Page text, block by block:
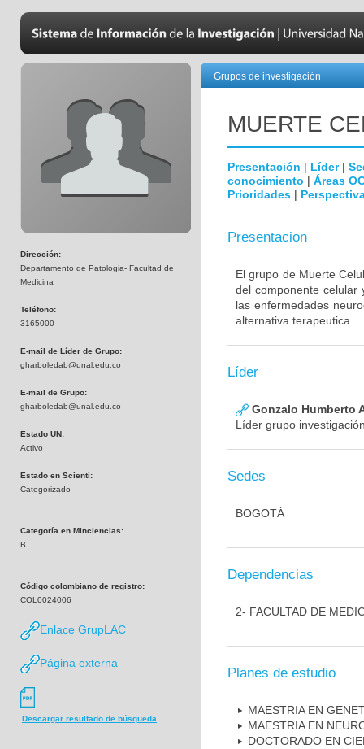
Dirección:
Departamento de Patologia- Facultad de
Medicina
Teléfono:
3165000
E-mail de Líder de Grupo:
gharboledab@unal.edu.co
E-mail de Grupo:
gharboledab@unal.edu.co
Estado UN:
Activo
Estado en Scienti:
Categorizado
Categoría en Minciencias:
B
Código colombiano de registro:
COL0024006
Enlace GrupLAC
Página externa
Descargar resultado de búsqueda
Grupos de investigación
MUERTE
Presentación | Líder|
conocimiento | Áreas
Prioridades |
Presentacion
El grupo de Muerte
del componente celular
las enfermedades
alternativa terapeutica.
Líder
Gonzalo Humberto
Líder grupo
Sedes
BOGOTÁ
Dependencias
2- FACULTAD DE
Planes de estudio
MAESTRIA EN
MAESTRIA EN
DOCTORADO EN